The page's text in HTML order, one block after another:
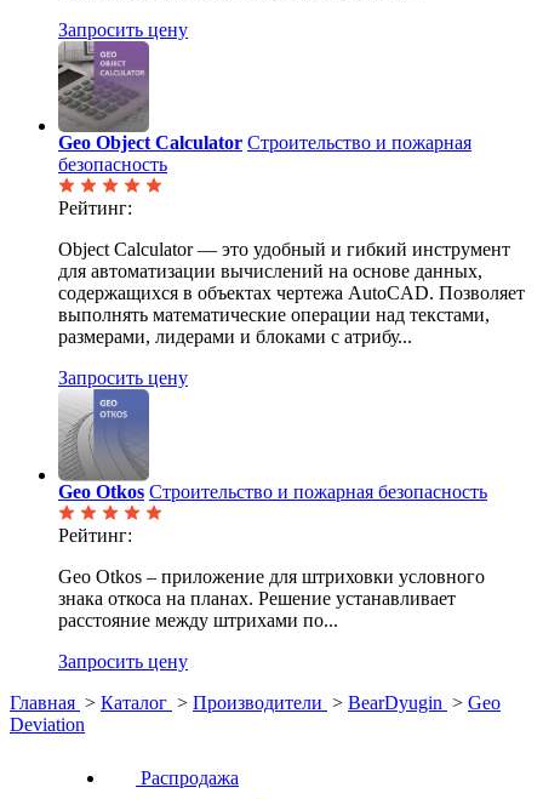
Запросить цену
Geo Object Calculator Строительство и пожарная
безопасность
Рейтинг:
Object Calculator — это удобный и гибкий инструмент
для автоматизации вычислений на основе данных,
содержащихся в объектах чертежа AutoCAD. Позволяет
выполнять математические операции над текстами,
размерами, лидерами и блоками с атрибу...
Запросить цену
Geo Otkos Строительство и пожарная безопасность
Рейтинг:
Geo Otkos – приложение для штриховки условного
знака откоса на планах. Решение устанавливает
расстояние между штрихами по...
Запросить цену
Главная > Каталог > Производители > BearDyugin > Geo
Deviation
Распродажа